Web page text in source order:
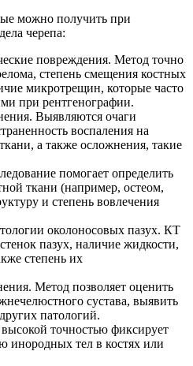
можно получить при
черепа:
повреждения. Метод точно
степень смещения костных
микротрещин, которые часто
при рентгенографии.
Выявляются очаги
воспаления на
а также осложнения, такие
помогает определить
ткани (например, остеом,
и степень вовлечения
околоносовых пазух. КТ
пазух, наличие жидкости,
степень их
Метод позволяет оценить
сустава, выявить
патологий.
точностью фиксирует
инородных тел в костях или